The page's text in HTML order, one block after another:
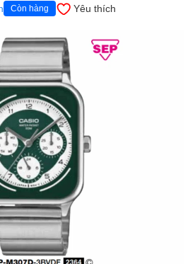
Còn hàng Yêu thích